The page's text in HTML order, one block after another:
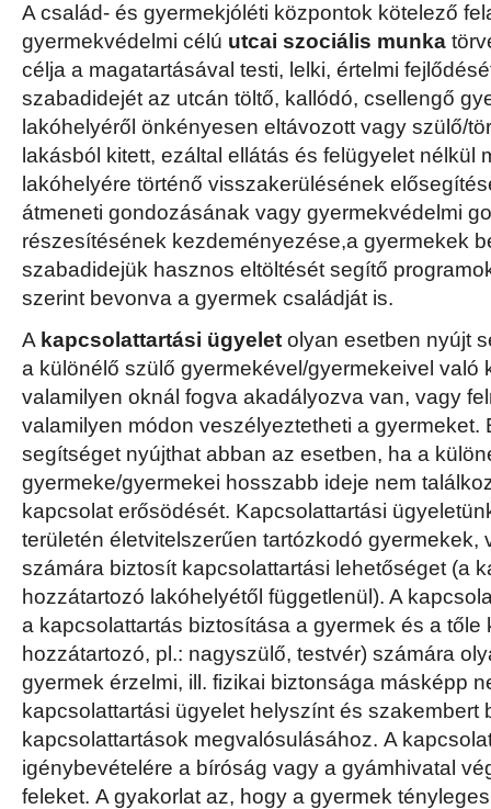
A család- és gyermekjóléti központok kötelező
gyermekvédelmi célú utcai szociális munka
célja a magatartásával testi, lelki, értelmi
szabadidejét az utcán töltő, kallódó, csellengő
lakóhelyéről önkényesen eltávozott vagy szülő/
lakásból kitett, ezáltal ellátás és felügyelet nélkül
lakóhelyére történő visszakerülésének
átmeneti gondozásának vagy gyermekvédelmi
részesítésének kezdeményezése,a gyermekek
szabadidejük hasznos eltöltését segítő
szerint bevonva a gyermek családját is.
A kapcsolattartási ügyelet olyan esetben nyújt
a különélő szülő gyermekével/gyermekeivel való
valamilyen oknál fogva akadályozva van, vagy
valamilyen módon veszélyeztetheti a gyermeket.
segítséget nyújthat abban az esetben, ha a
gyermeke/gyermekei hosszabb ideje nem
kapcsolat erősödését. Kapcsolattartási
területén életvitelszerűen tartózkodó gyermekek,
számára biztosít kapcsolattartási lehetőséget (a
hozzátartozó lakóhelyétől függetlenül). A
a kapcsolattartás biztosítása a gyermek és a tőle
hozzátartozó, pl.: nagyszülő, testvér) számára
gyermek érzelmi, ill. fizikai biztonsága másképp
kapcsolattartási ügyelet helyszínt és szakembert
kapcsolattartások megvalósulásához. A
igénybevételére a bíróság vagy a gyámhivatal
feleket. A gyakorlat az, hogy a gyermek